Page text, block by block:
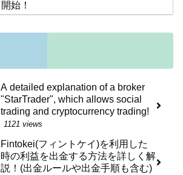
開始！
A detailed explanation of a broker
"StarTrader", which allows social
trading and cryptocurrency trading!
1121 views
Fintokei(フィントケイ)を利用した
時の利益を出金する方法を詳しく解
説！(出金ルールや出金手順も含む)